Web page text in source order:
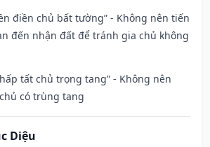
điền chủ bất tường” - Không nên tiến
đến nhận đất để tránh gia chủ không
tất chủ trọng tang” - Không nên
có trùng tang
Diệu